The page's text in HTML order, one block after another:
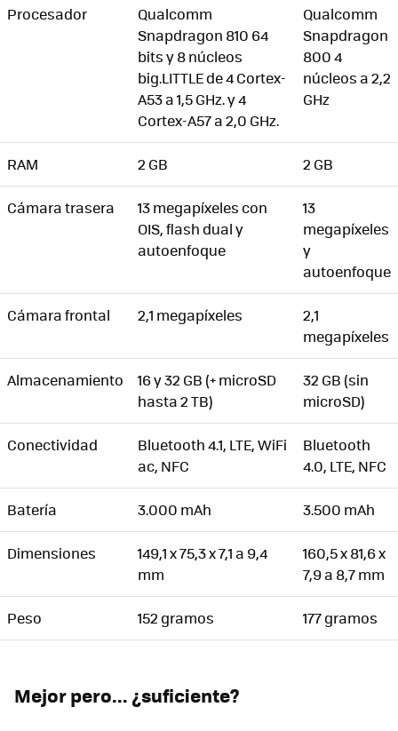
Procesador
Qualcomm
Snapdragon 810 64
bits y 8 núcleos
big.LITTLE de 4 Cortex-
A53 a 1,5 GHz. y 4
Cortex-A57 a 2,0 GHz.
Qualcomm
Snapdragon
800 4
núcleos a 2,2
GHz
RAM 2 GB 2 GB
Cámara trasera
13 megapíxeles con
OIS, flash dual y
autoenfoque
13
megapíxeles
y
autoenfoque
Cámara frontal 2,1 megapíxeles
2,1
megapíxeles
Almacenamiento
16 y 32 GB (+ microSD
hasta 2 TB)
32 GB (sin
microSD)
Conectividad
Bluetooth 4.1, LTE, WiFi
ac, NFC
Bluetooth
4.0, LTE, NFC
Batería 3.000 mAh 3.500 mAh
Dimensiones
149,1 x 75,3 x 7,1 a 9,4
mm
160,5 x 81,6 x
7,9 a 8,7 mm
Peso 152 gramos 177 gramos
Mejor pero... ¿suficiente?